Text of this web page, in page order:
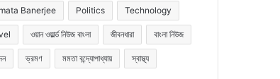
Banerjee Politics Technology
ওয়ান ওয়ার্ল্ড নিউজ বাংলা জীবনধারা বাংলা নিউজ
ভ্রমণ মমতা বন্দ্যোপাধ্যায় স্বাস্থ্য